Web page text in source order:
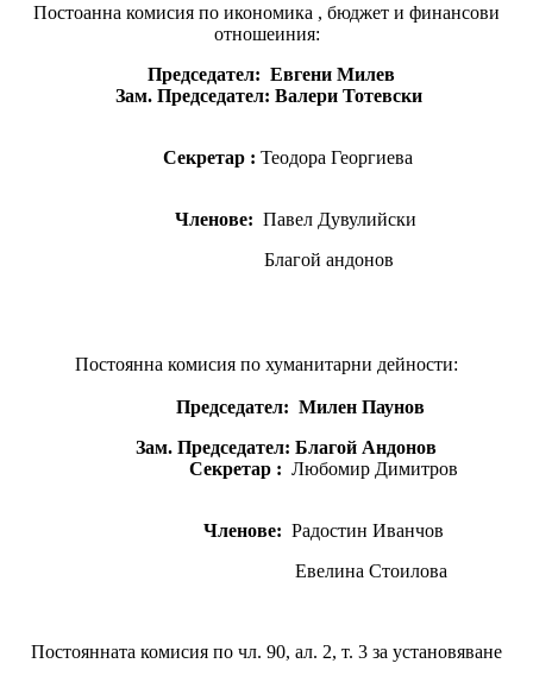
Постоанна комисия по икономика , бюджет и финансови
отношеиния:
Председател: Евгени Милев
Зам. Председател: Валери Тотевски
Секретар : Теодора Георгиева
Членове: Павел Дувулийски
Благой андонов
Постоянна комисия по хуманитарни дейности:
Председател: Милен Паунов
Зам. Председател: Благой Андонов
Секретар : Любомир Димитров
Членове: Радостин Иванчов
Евелина Стоилова
Постоянната комисия по чл. 90, ал. 2, т. 3 за установяване